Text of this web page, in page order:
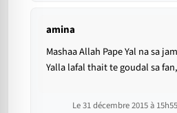
amina
Mashaa Allah Pape Yal na sa
Yalla lafal thait te goudal sa
Le 31 décembre 2015 à 15h55